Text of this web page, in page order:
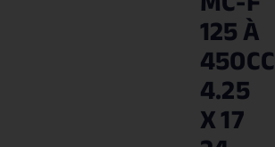
125 À
450CC
4.25
X 17